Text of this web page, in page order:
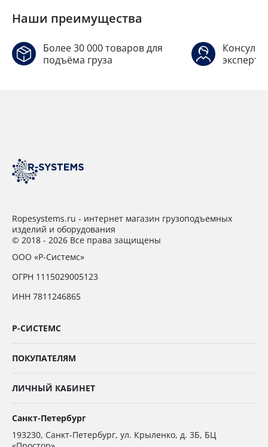
Наши преимущества
Более 30 000 товаров для
подъёма груза
Ropesystems.ru - интернет магазин грузоподъемных
изделий и оборудования
© 2018 - 2026 Все права защищены
ООО «Р-Системс»
ОГРН 1115029005123
ИНН 7811246865
Р-СИСТЕМС
ПОКУПАТЕЛЯМ
ЛИЧНЫЙ КАБИНЕТ
Санкт-Петербург
193230, Санкт-Петербург, ул. Крыленко, д. 3Б, БЦ